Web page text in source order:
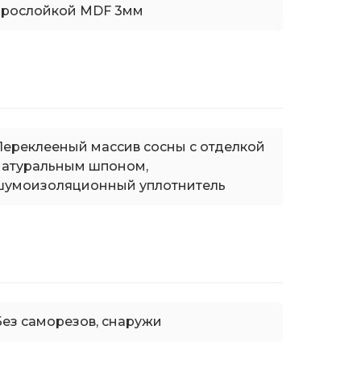
MDF 3мм
массив сосны с отделкой
шпоном,
уплотнитель
саморезов, снаружи